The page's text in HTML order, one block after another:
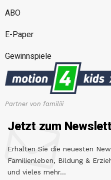
ABO
E-Paper
Gewinnspiele
Partner von familiii
Jetzt zum
Erhalten Sie die neuesten
Familienleben, Bildung &
und vieles mehr...